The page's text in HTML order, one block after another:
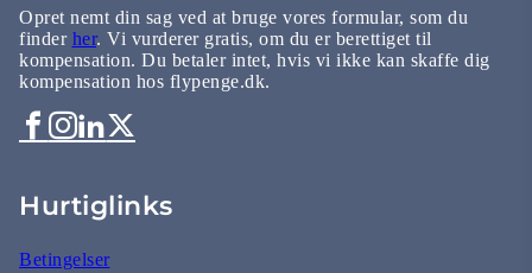
Opret nemt din sag ved at bruge vores formular, som du
finder her. Vi vurderer gratis, om du er berettiget til
kompensation. Du betaler intet, hvis vi ikke kan skaffe dig
kompensation hos flypenge.dk.
Hurtiglinks
Betingelser